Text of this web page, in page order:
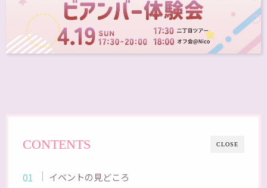
CLOSE
CONTENTS
イベントの見どころ